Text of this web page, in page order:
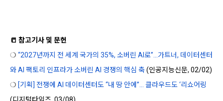
📒 참고기사 및 문헌
❍ “2027년까지 전 세계 국가의 35%, 소버린 AI로”...가트너, 데이터센터
와 AI 팩토리 인프라가 소버린 AI 경쟁의 핵심 축(인공지능신문, 02/02)
❍ [기획] 전쟁에 AI 데이터센터도 “내 땅 안에”… 클라우드도 ‘리쇼어링
(디지털타임즈, 03/08)